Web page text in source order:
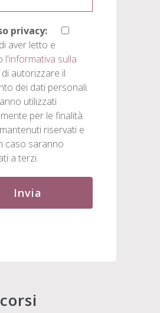
privacy:
aver letto e
l'informativa sulla
autorizzare il
dei dati personali.
utilizzati
per le finalità
riservati e
caso saranno
a terzi.